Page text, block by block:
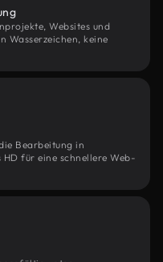
Websites und
Wasserzeichen, keine
Bearbeitung in
für eine schnellere Web-